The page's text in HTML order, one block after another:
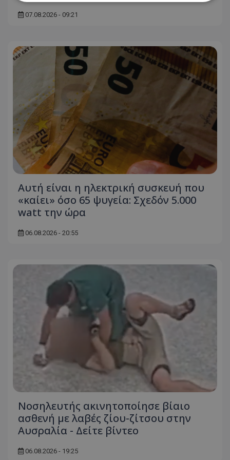
07.08.2026 - 09:21
Αυτή είναι η ηλεκτρική συσκευή που
«καίει» όσο 65 ψυγεία: Σχεδόν 5.000
watt την ώρα
06.08.2026 - 20:55
Νοσηλευτής ακινητοποίησε βίαιο
ασθενή με λαβές ζίου-ζίτσου στην
Αυσραλία - Δείτε βίντεο
06.08.2026 - 19:25
Μη ταξινομημένα
Τα απολύτως απαραίτητα cookies επιτρέπουν
βασικές λειτουργίες του ιστότοπου, όπως τη
σύνδεση χρήστη και τη διαχείριση λογαριασμού.
Ο ιστότοπος δεν μπορεί να χρησιμοποιηθεί σωστά
χωρίς τα απολύτως απαραίτητα cookies.
Ονοματεπώνυμο
Προμηθευτής/
usprivacy
.lifenewscy.tothemaonline.com
YouTube
.youtube.com